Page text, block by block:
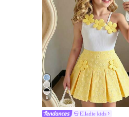
6
Elladie kids